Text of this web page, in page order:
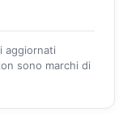
aggiornati
sono marchi di